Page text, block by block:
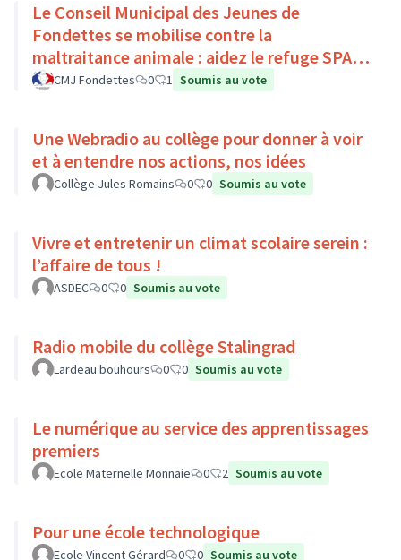
Le Conseil Municipal des Jeunes de
Fondettes se mobilise contre la
maltraitance animale : aidez le refuge SPA
de Luynes !
CMJ Fondettes 0 1 Soumis au vote
Une Webradio au collège pour donner à voir
et à entendre nos actions, nos idées
Collège Jules Romains 0 0 Soumis au vote
Vivre et entretenir un climat scolaire serein :
l’affaire de tous !
ASDEC 0 0 Soumis au vote
Radio mobile du collège Stalingrad
Lardeau bouhours 0 0 Soumis au vote
Le numérique au service des apprentissages
premiers
Ecole Maternelle Monnaie 0 2 Soumis au vote
Pour une école technologique
Ecole Vincent Gérard 0 0 Soumis au vote